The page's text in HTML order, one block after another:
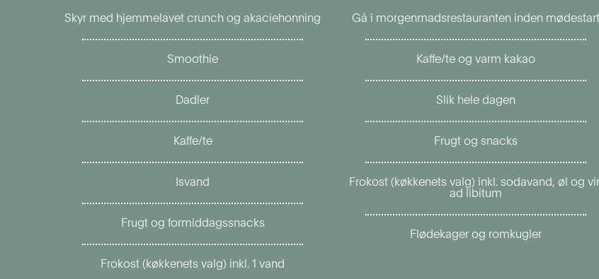
Skyr med hjemmelavet crunch og akaciehonning
Smoothie
Dadler
Kaffe/te
Isvand
Frugt og formiddagssnacks
Frokost (køkkenets valg) inkl. 1 vand
Gå i morgenmadsrestauranten inden mødestart
Kaffe/te og varm kakao
Slik hele dagen
Frugt og snacks
Frokost (køkkenets valg) inkl. sodavand, øl og
ad libitum
Flødekager og romkugler